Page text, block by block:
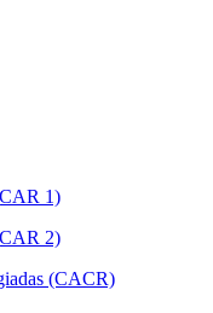
1)
2)
(CACR)